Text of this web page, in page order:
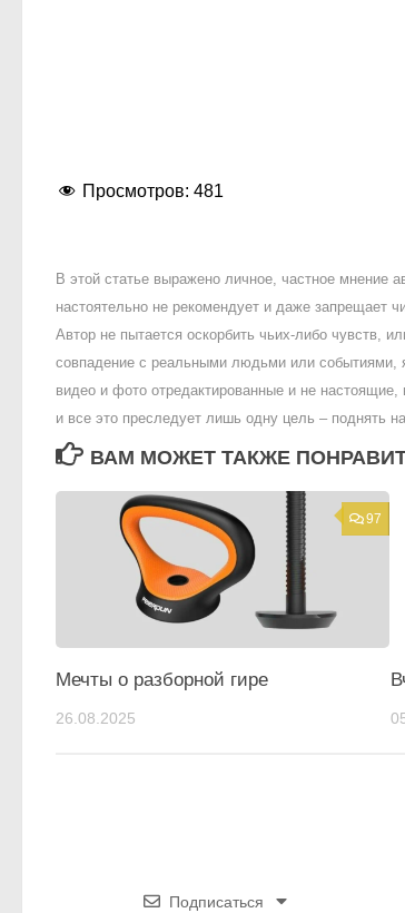
Просмотров: 481
В этой статье выражено личное, частное мнение
настоятельно не рекомендует и даже запрещает
Автор не пытается оскорбить чьих-либо
совпадение с реальными людьми или событиями,
видео и фото отредактированные и не
и все это преследует лишь одну цель – поднять
ВАМ МОЖЕТ ТАКЖЕ
97
Мечты о разборной гире
26.08.2025
Подписаться